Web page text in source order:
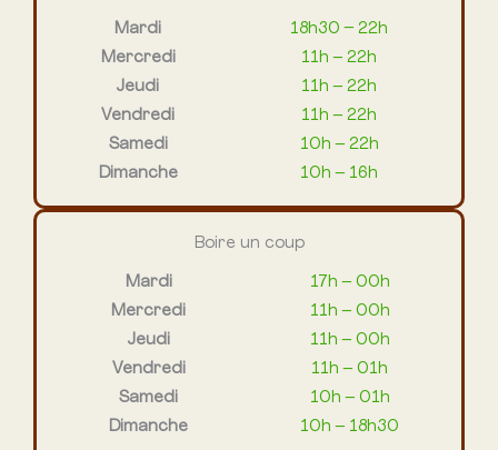
Mardi
18h30 – 22h
Mercredi
11h – 22h
Jeudi
11h – 22h
Vendredi
11h – 22h
Samedi
10h – 22h
Dimanche
10h – 16h
Boire un coup
Mardi
17h – 00h
Mercredi
11h – 00h
Jeudi
11h – 00h
Vendredi
11h – 01h
Samedi
10h – 01h
Dimanche
10h – 18h30